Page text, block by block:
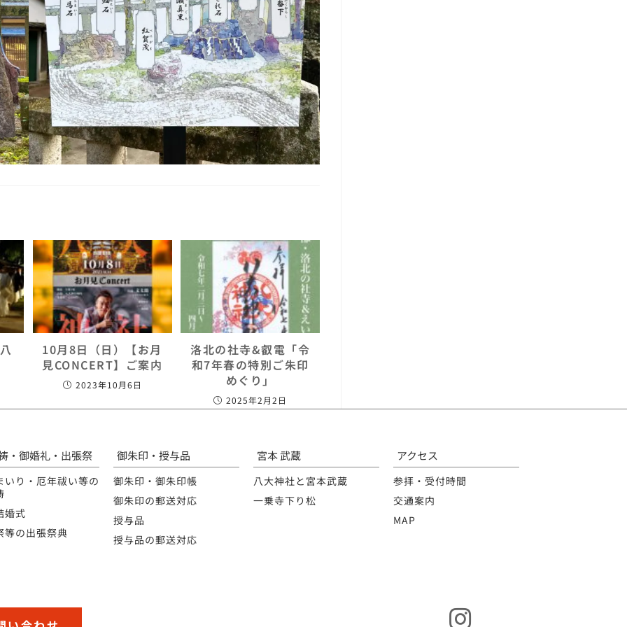
10月8日（日）【お月
見CONCERT】ご案内
2023年10月6日
洛北の社寺&叡電「令
和7年春の特別ご朱印
めぐり」
2025年2月2日
・御婚礼・出張祭
いり・厄年祓い等の
婚式
等の出張祭典
御朱印・授与品
御朱印・御朱印帳
御朱印の郵送対応
授与品
授与品の郵送対応
宮本 武蔵
八大神社と宮本武蔵
一乗寺下り松
アクセス
参拝・受付時間
交通案内
MAP